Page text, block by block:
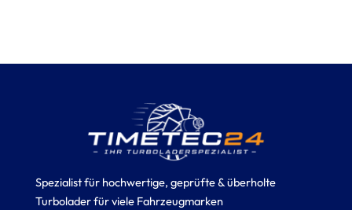
Spezialist für hochwertige, geprüfte & überholte
Turbolader für viele Fahrzeugmarken